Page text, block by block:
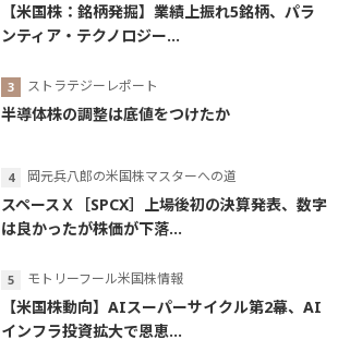
【米国株：銘柄発掘】業績上振れ5銘柄、パラ
ンティア・テクノロジー...
ストラテジーレポート
半導体株の調整は底値をつけたか
岡元兵八郎の米国株マスターへの道
スペースＸ［SPCX］上場後初の決算発表、数字
は良かったが株価が下落...
モトリーフール米国株情報
【米国株動向】AIスーパーサイクル第2幕、AI
インフラ投資拡大で恩恵...